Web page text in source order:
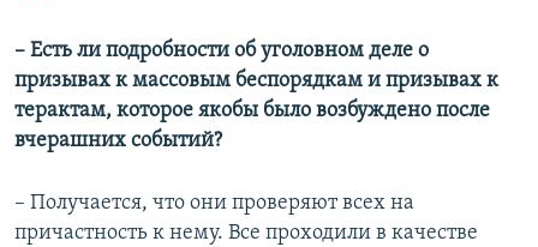
– Есть ли подробности об уголовном деле о
призывах к массовым беспорядкам и призывах к
терактам, которое якобы было возбуждено после
вчерашних событий?
– Получается, что они проверяют всех на
причастность к нему. Все проходили в качестве